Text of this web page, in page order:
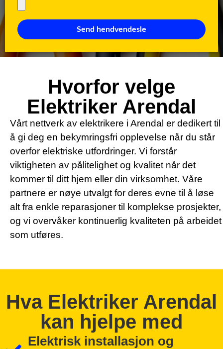
Send hendvendesle
Hvorfor velge
Elektriker Arendal
Vårt nettverk av elektrikere i Arendal er dedikert til
å gi deg en bekymringsfri opplevelse når du står
overfor elektriske utfordringer. Vi forstår
viktigheten av pålitelighet og kvalitet når det
kommer til ditt hjem eller din virksomhet. Våre
partnere er nøye utvalgt for deres evne til å løse
alt fra enkle reparasjoner til komplekse prosjekter,
og vi overvåker kontinuerlig kvaliteten på arbeidet
som utføres.
Hva Elektriker Arendal
kan hjelpe med
Elektrisk installasjon og